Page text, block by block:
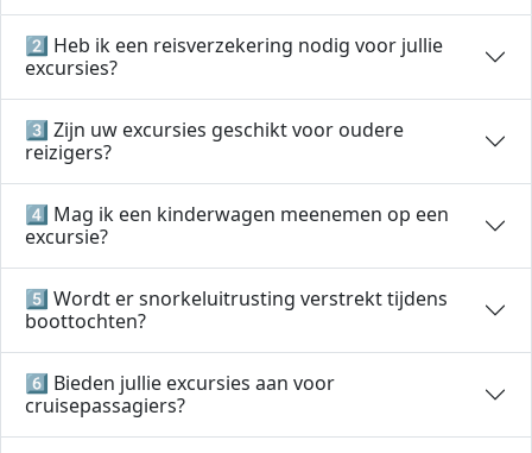
2️⃣ Heb ik een reisverzekering nodig voor jullie
excursies?
3️⃣ Zijn uw excursies geschikt voor oudere
reizigers?
4️⃣ Mag ik een kinderwagen meenemen op een
excursie?
5️⃣ Wordt er snorkeluitrusting verstrekt tijdens
boottochten?
6️⃣ Bieden jullie excursies aan voor
cruisepassagiers?